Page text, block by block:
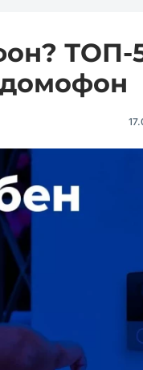
ТОП-